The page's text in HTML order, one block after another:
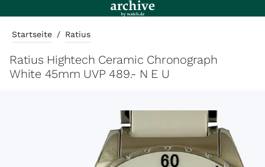
Startseite / Ratius
Ratius Hightech Ceramic Chronograph
White 45mm UVP 489.- N E U